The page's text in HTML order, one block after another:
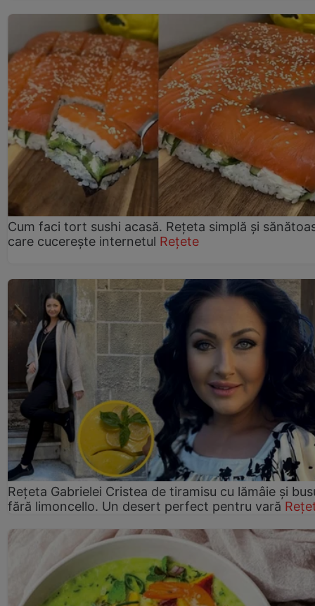
Cum faci tort sushi acasă. Rețeta simplă și
care cucerește internetul Rețete
Rețeta Gabrielei Cristea de tiramisu cu lămâie și
fără limoncello. Un desert perfect pentru vară